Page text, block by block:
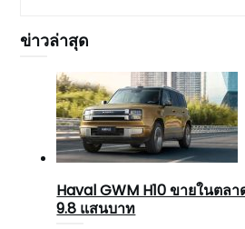
ข่าวล่าสุด
Haval GWM H10 ขายในตล
9.8 แสนบาท